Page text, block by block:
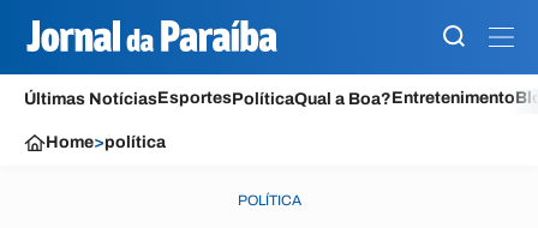
Últimas NotíciasEsportesPolíticaQual a Boa?Entretenimento
Home>política
POLÍTICA